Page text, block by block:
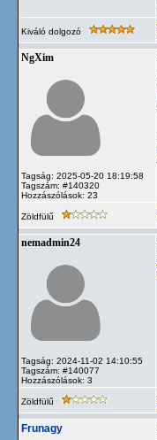
Kiváló dolgozó
NgXim
Tagság: 2025-05-20 18:19:58
Tagszám: #140320
Hozzászólások: 23
Zöldfülű
nemadmin24
Tagság: 2024-11-02 14:10:55
Tagszám: #140077
Hozzászólások: 3
Zöldfülű
Frunagy